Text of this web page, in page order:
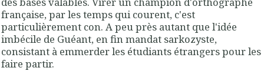
française, par les temps qui courent, c'est
particulièrement con. A peu près autant que l'idée
imbécile de Guéant, en fin mandat sarkozyste,
consistant à emmerder les étudiants étrangers pour les
faire partir.